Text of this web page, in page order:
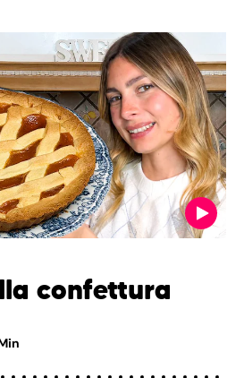
confettura